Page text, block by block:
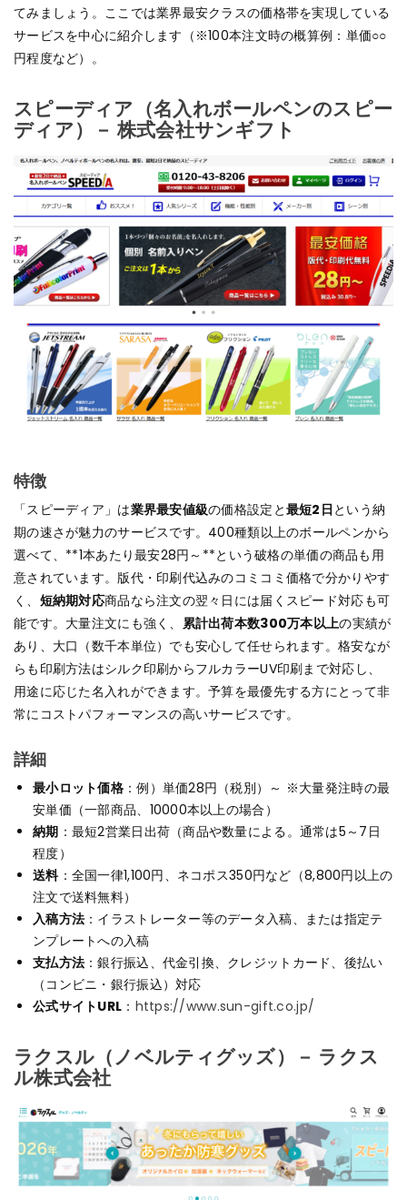
てみましょう。ここでは業界最安クラスの価格帯を実現している
サービスを中心に紹介します（※100本注文時の概算例：単価○○
円程度など）。
スピーディア（名入れボールペンのスピー
ディア）－ 株式会社サンギフト
特徴
「スピーディア」は業界最安値級の価格設定と最短2日 という納
期の速さが魅力のサービスです。400種類以上のボールペンから
選べて、**1本あたり最安28円～**という破格の単価の商品も用
意されています。版代・印刷代込みのコミコミ価格で分かりやす
く、 短納期対応商品なら注文の翌々日には届くスピード対応も可
能です。大量注文にも強く、 累計出荷本数300万本以上の実績が
あり、大口（数千本単位）でも安心して任せられます。格安なが
らも印刷方法はシルク印刷からフルカラーUV印刷まで対応し、
用途に応じた名入れができます。予算を最優先する方にとって非
常にコストパフォーマンスの高いサービスです。
詳細
最小ロット価格：例）単価28円（税別）～ ※大量発注時の最
安単価（一部商品、10000本以上の場合）
納期 ：最短2営業日出荷（商品や数量による。通常は5～7日
程度）
送料：全国一律1,100円、ネコポス350円など（8,800円以上の
注文で送料無料）
入稿方法 ：イラストレーター等のデータ入稿、または指定テ
ンプレートへの入稿
支払方法 ：銀行振込、代金引換、クレジットカード、後払い
（コンビニ・銀行振込）対応
公式サイトURL ： https://www.sun-gift.co.jp/
ラクスル（ノベルティグッズ）－ ラクス
ル株式会社